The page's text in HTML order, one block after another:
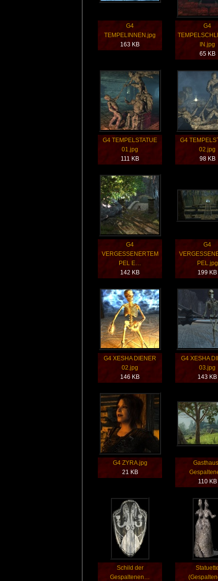
G4
TEMPELINNEN.jpg
163 KB
G4
IN.jpg
65 KB
G4 TEMPELSTATUE
01.jpg
111 KB
G4
02.jpg
98 KB
G4
VERGESSENERTEM
PEL E…
142 KB
G4
PEL.jpg
199 KB
G4 XESHA DIENER
02.jpg
146 KB
G4 XESHA
03.jpg
143 KB
G4 ZYRA.jpg
21 KB
110 KB
Schild der
Gespaltenen…